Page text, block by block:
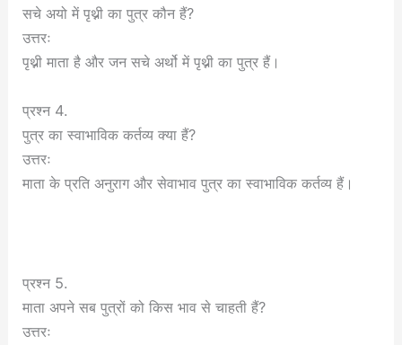
सचे अयो में पृथ्नी का पुत्र कौन हैं?
उत्तरः
पृथ्नी माता है और जन सचे अर्थो में पृथ्नी का पुत्र हैं।
प्रश्न 4.
पुत्र का स्वाभाविक कर्तव्य क्या हैं?
उत्तरः
माता के प्रति अनुराग और सेवाभाव पुत्र का स्वाभाविक कर्तव्य हैं।
प्रश्न 5.
माता अपने सब पुत्रों को किस भाव से चाहती हैं?
उत्तरः